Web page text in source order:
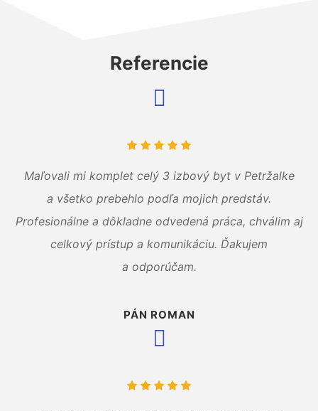
Referencie
Maľovali mi komplet celý 3 izbový byt v Petržalke
a všetko prebehlo podľa mojich predstáv.
Profesionálne a dôkladne odvedená práca, chválim aj
celkový prístup a komunikáciu. Ďakujem
a odporúčam.
PÁN ROMAN